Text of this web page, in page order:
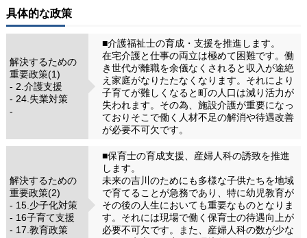
具体的な政策
解決するための
重要政策(1)
- 2.介護支援
- 24.失業対策
-
■介護福祉士の育成・支援を推進します。
在宅介護と仕事の両立は極めて困難です。働
き世代が離職を余儀なくされると収入が途絶
え家庭がなりたたなくなります。それにより
子育てが難しくなると町の人口は減り活力が
失われます。その為、施設介護が重要になっ
ておりそこで働く人材不足の解消や待遇改善
が必要不可欠です。
解決するための
重要政策(2)
- 15.少子化対策
- 16子育て支援
- 17.教育政策
■保育士の育成支援、産婦人科の誘致を推進
します。
未来の吉川のためにも多様な子供たちを地域
で育てることが急務であり、特に幼児教育が
その後の人生においても重要なものとなりま
す。それには現場で働く保育士の待遇向上が
必要不可欠です。また、産婦人科の数が少な